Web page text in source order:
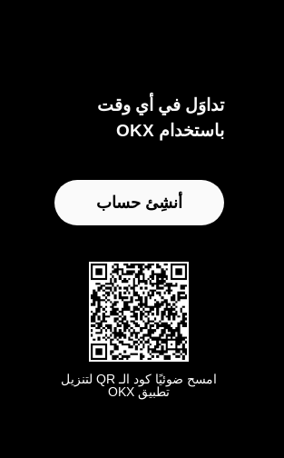
تداوَل في أي وقت
باستخدام OKX
أنشِئ حساب
امسح ضوئيًا كود الـ QR لتنزيل
تطبيق OKX